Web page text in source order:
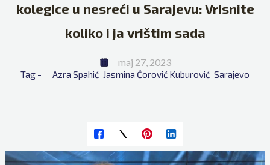
kolegice u nesreći u Sarajevu: Vrisnite
koliko i ja vrištim sada
maj 27, 2023
Tag - Azra Spahić Jasmina Ćorović Kuburović Sarajevo